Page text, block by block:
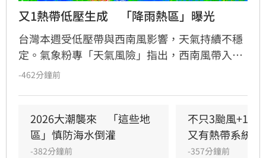
又1熱帶低壓生成　「降雨熱區」曝光
台灣本週受低壓帶與西南風影響，天氣持續不穩
定。氣象粉專「天氣風險」指出，西南風帶入水
氣，中南部地區整日有短暫陣雨或雷雨，北部與
直接影響。
-462分鐘前
2026大潮襲來　「這些地
區」慎防海水倒灌
-382分鐘前
不只3颱風+1熱
又有熱帶系統發
-357分鐘前